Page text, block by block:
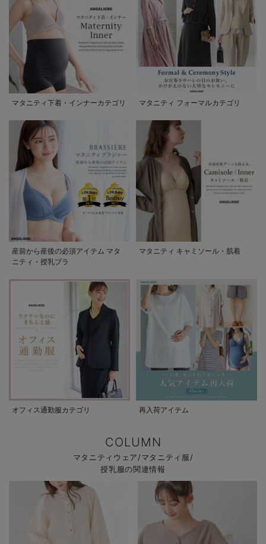
マタニティ下着・インナーカテゴリ マタニティ フォーマルカテゴリ
産前から産後の必須アイテム マタ
ニティ・授乳ブラ
マタニティ キャミソール・肌着
オフィス通勤服カテゴリ 再入荷アイテム
COLUMN
マタニティウェア/マタニティ服/
授乳服の関連情報